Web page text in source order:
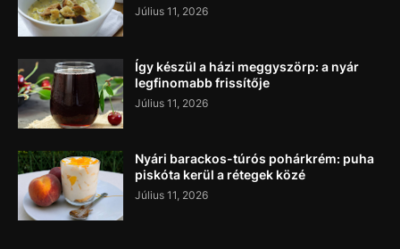
Július 11, 2026
Így készül a házi meggyszörp: a nyár
legfinomabb frissítője
Július 11, 2026
Nyári barackos-túrós pohárkrém: puha
piskóta kerül a rétegek közé
Július 11, 2026